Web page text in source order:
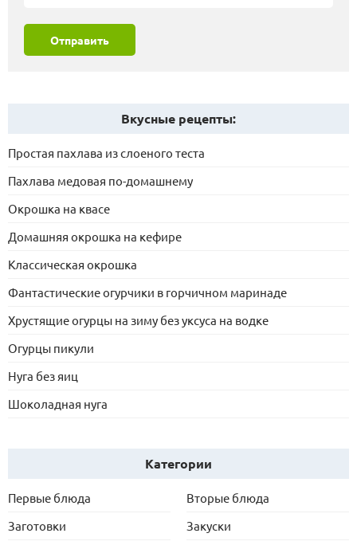
Отправить
Вкусные рецепты:
Простая пахлава из слоеного теста
Пахлава медовая по-домашнему
Окрошка на квасе
Домашняя окрошка на кефире
Классическая окрошка
Фантастические огурчики в горчичном маринаде
Хрустящие огурцы на зиму без уксуса на водке
Огурцы пикули
Нуга без яиц
Шоколадная нуга
Категории
Первые блюда
Вторые блюда
Заготовки
Закуски